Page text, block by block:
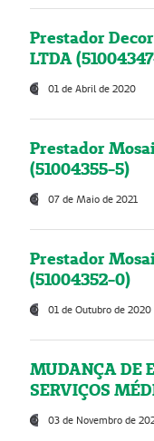
Prestador
LTDA
01 de Abril de 2020
Prestador
(51004355-5)
07 de Maio de 2021
Prestador
(51004352-0)
01 de Outubro de 2020
MUDANÇA DE
SERVIÇOS
03 de Novembro de